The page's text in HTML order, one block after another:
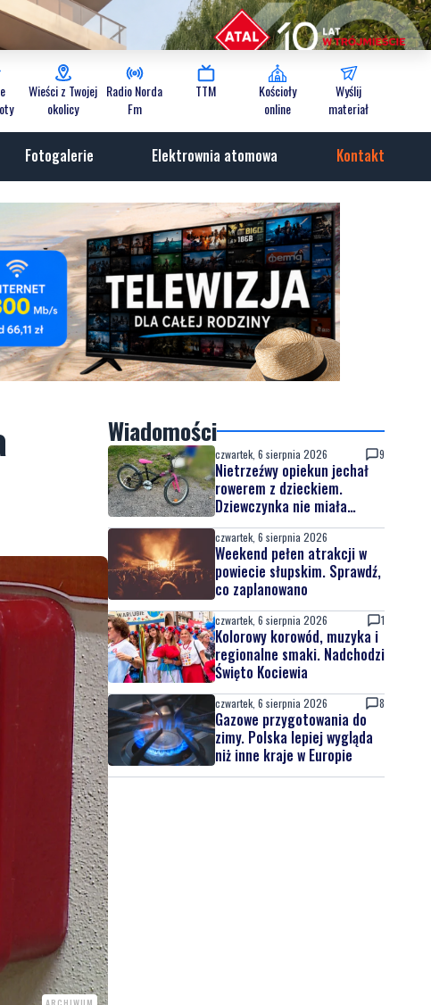
Wieści z Twojej
okolicy
Radio Norda
Fm
TTM
Kościoły
online
Wyślij
materiał
Fotogalerie Elektrownia atomowa Kontakt
Wiadomości
czwartek, 6 sierpnia 2026 9
Nietrzeźwy opiekun jechał
rowerem z dzieckiem.
Dziewczynka nie miała
kasku
czwartek, 6 sierpnia 2026
Weekend pełen atrakcji w
powiecie słupskim. Sprawdź,
co zaplanowano
czwartek, 6 sierpnia 2026 1
Kolorowy korowód, muzyka i
regionalne smaki. Nadchodzi
Święto Kociewia
czwartek, 6 sierpnia 2026 8
Gazowe przygotowania do
zimy. Polska lepiej wygląda
niż inne kraje w Europie